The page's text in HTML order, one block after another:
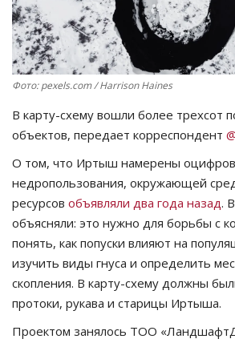
Чек-лист
РАЗВЛЕЧЕНИЯ
OFFICIAL
Язык
Қазақша Русский
Фото: pexels.com / Harrison Haines
В карту-схему вошли более трехсот
объектов, передает корреспондент
О том, что Иртыш намерены
недропользования, окружающей
ресурсов объявляли два года назад.
объясняли: это нужно для борьбы с
понять, как попуски влияют на
изучить виды гнуса и определить
скопления. В карту-схему должны
протоки, рукава и старицы Иртыша.
Проектом занялось ТОО